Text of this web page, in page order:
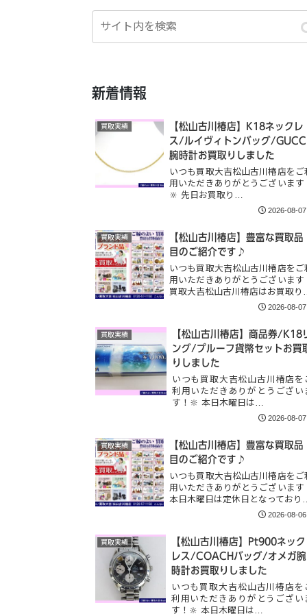
新着情報
買取実績
【松山古川椿店】K18ネックレ
ス/ルイヴィトンバッグ/GUCCI
腕時計お買取りしました
いつも買取大吉松山古川椿店をご
用いただきありがとうございます
🔆 先日お買取り…
2026-08-07
買取実績
【松山古川椿店】豊富な買取品
目のご紹介です♪
いつも買取大吉松山古川椿店をご
用いただきありがとうございます
買取大吉松山古川椿店はお買取
2026-08-07
買取実績
【松山古川椿店】商品券/K18
ング/プルーフ貨幣セットお買
りしました
いつも買取大吉松山古川椿店を
利用いただきありがとうござい
す！🔆 本日木曜日は…
2026-08-07
買取実績
【松山古川椿店】豊富な買取品
目のご紹介です♪
いつも買取大吉松山古川椿店をご
用いただきありがとうございます
本日木曜日は定休日となっており
2026-08-06
買取実績
【松山古川椿店】Pt900ネック
レス/COACHバッグ/オメガ腕
時計お買取りしました
いつも買取大吉松山古川椿店を
利用いただきありがとうござい
す！🔆 本日木曜日は…